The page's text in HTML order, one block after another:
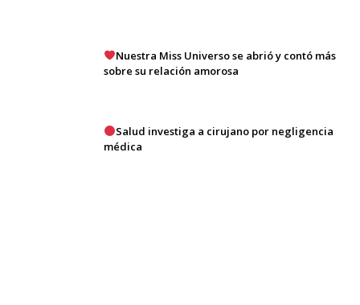
Nuestra Miss Universo se abrió y contó más
sobre su relación amorosa
Salud investiga a cirujano por negligencia
médica